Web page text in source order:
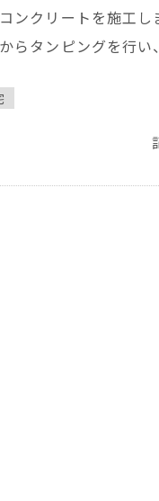
ンクリートを施工し
らタンピングを行い